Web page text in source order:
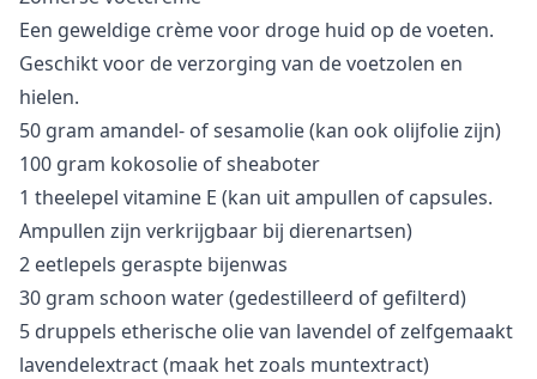
Een geweldige crème voor droge huid op de voeten.
Geschikt voor de verzorging van de voetzolen en
hielen.
50 gram amandel- of sesamolie (kan ook olijfolie zijn)
100 gram kokosolie of sheaboter
1 theelepel vitamine E (kan uit ampullen of capsules.
Ampullen zijn verkrijgbaar bij dierenartsen)
2 eetlepels geraspte bijenwas
30 gram schoon water (gedestilleerd of gefilterd)
5 druppels etherische olie van lavendel of zelfgemaakt
lavendelextract (maak het zoals muntextract)